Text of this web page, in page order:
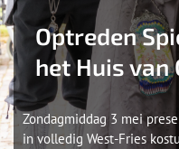
Optreden
het Huis van
Zondagmiddag 3 mei
in volledig West-Fries